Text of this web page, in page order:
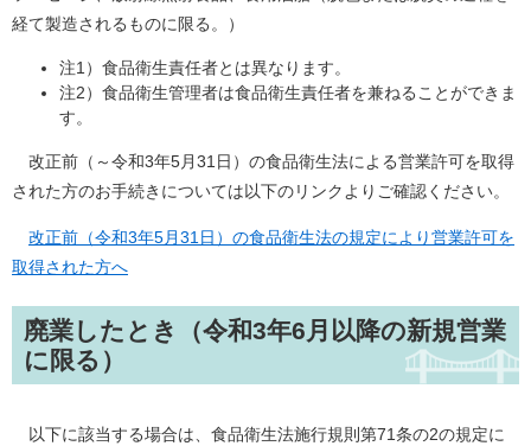
経て製造されるものに限る。）
注1）食品衛生責任者とは異なります。
注2）食品衛生管理者は食品衛生責任者を兼ねることができま
す。
改正前（～令和3年5月31日）の食品衛生法による営業許可を取得
された方のお手続きについては以下のリンクよりご確認ください。
改正前（令和3年5月31日）の食品衛生法の規定により営業許可を
取得された方へ
廃業したとき（令和3年6月以降の新規営業
に限る）
以下に該当する場合は、食品衛生法施行規則第71条の2の規定に